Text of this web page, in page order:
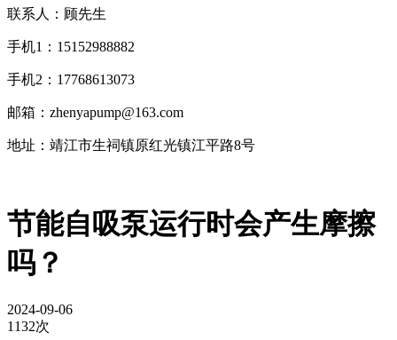
联系人：顾先生
手机1：15152988882
手机2：17768613073
邮箱：zhenyapump@163.com
地址：靖江市生祠镇原红光镇江平路8号
​节能自吸泵运行时会产生摩擦
吗？
2024-09-06
1132次